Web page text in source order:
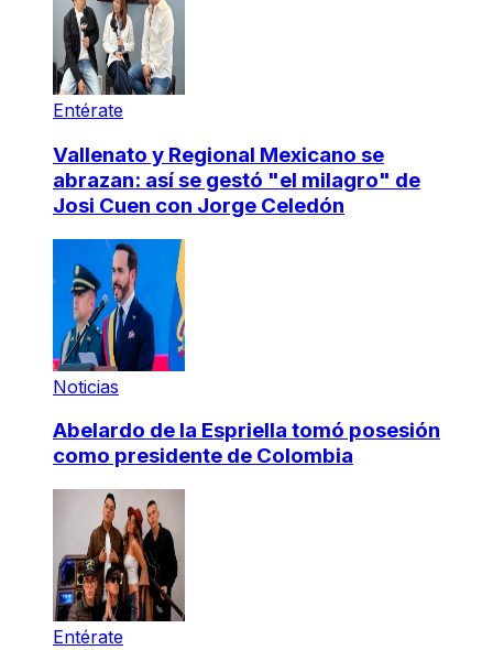
Entérate
Vallenato y Regional Mexicano se
abrazan: así se gestó "el milagro" de
Josi Cuen con Jorge Celedón
Noticias
Abelardo de la Espriella tomó posesión
como presidente de Colombia
Entérate